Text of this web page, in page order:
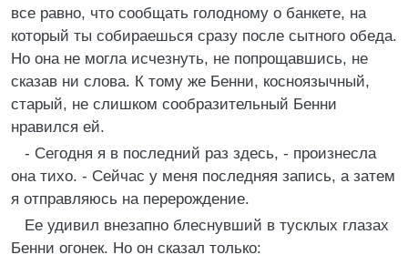
все равно, что сообщать голодному о банкете, на
который ты собираешься сразу после сытного обеда.
Но она не могла исчезнуть, не попрощавшись, не
сказав ни слова. К тому же Бенни, косноязычный,
старый, не слишком сообразительный Бенни
нравился ей.
- Сегодня я в последний раз здесь, - произнесла
она тихо. - Сейчас у меня последняя запись, а затем
я отправляюсь на перерождение.
Ее удивил внезапно блеснувший в тусклых глазах
Бенни огонек. Но он сказал только: